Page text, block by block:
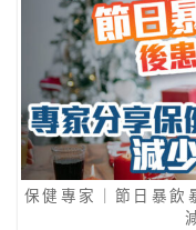
保健專家｜節日暴飲